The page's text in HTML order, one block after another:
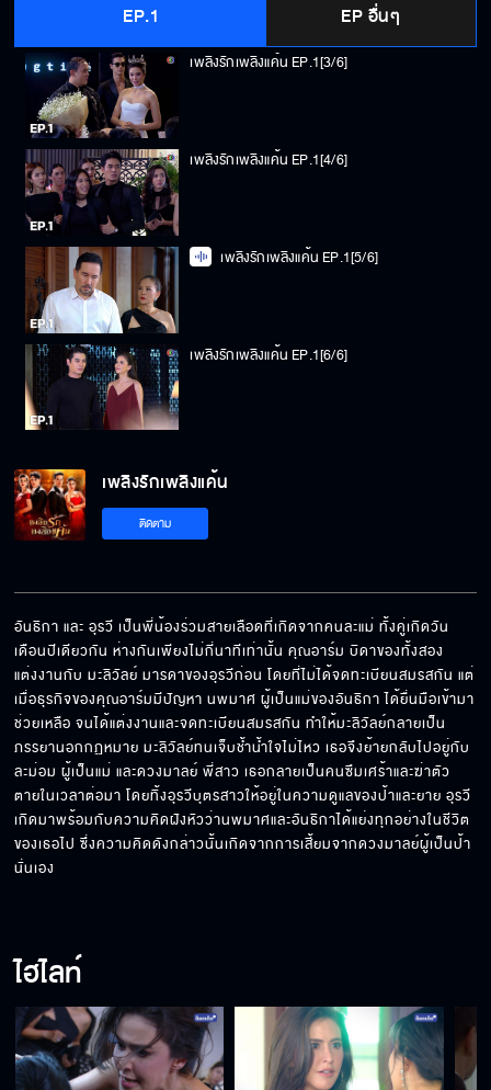
EP.1 EP อื่นๆ
เพลิงรักเพลิงแค้น EP.1[3/6]
เพลิงรักเพลิงแค้น EP.1[4/6]
เพลิงรักเพลิงแค้น EP.1[5/6]
เพลิงรักเพลิงแค้น EP.1[6/6]
เพลิงรักเพลิงแค้น
ติดตาม
อันธิกา และ อุรวี เป็นพี่น้องร่วมสายเลือดที่เกิดจากคนละแม่ ทั้งคู่เกิดวัน
เดือนปีเดียวกัน ห่างกันเพียงไม่กี่นาทีเท่านั้น คุณอาร์ม บิดาของทั้งสอง
แต่งงานกับ มะลิวัลย์ มารดาของอุรวีก่อน โดยที่ไม่ได้จดทะเบียนสมรสกัน แต่
เมื่อธุรกิจของคุณอาร์มมีปัญหา นพมาศ ผู้เป็นแม่ของอันธิกา ได้ยื่นมือเข้ามา
ช่วยเหลือ จนได้แต่งงานและจดทะเบียนสมรสกัน ทำให้มะลิวัลย์กลายเป็น
ภรรยานอกกฏหมาย มะลิวัลย์ทนเจ็บช้ำน้ำใจไม่ไหว เธอจึงย้ายกลับไปอยู่กับ
ละม่อม ผู้เป็นแม่ และดวงมาลย์ พี่สาว เธอกลายเป็นคนซึมเศร้าและฆ่าตัว
ตายในเวลาต่อมา โดยทิ้งอุรวีบุตรสาวให้อยู่ในความดูแลของป้าและยาย อุรวี
เกิดมาพร้อมกับความคิดฝังหัวว่านพมาศและอันธิกาได้แย่งทุกอย่างในชีวิต
ของเธอไป ซึ่งความคิดดังกล่าวนั้นเกิดจากการเสี้ยมจากดวงมาลย์ผู้เป็นป้า
นั่นเอง
ไฮไลท์